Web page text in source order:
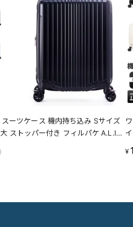
ーツケース 機内持ち込み Sサイズ
ストッパー付き フィルパケ A.L.I
ali-6060-18w キャリーケー
¥